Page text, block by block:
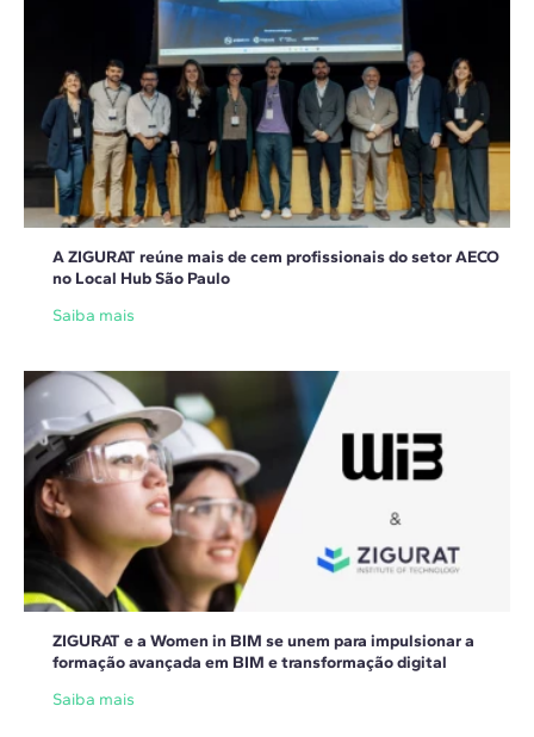
A ZIGURAT reúne mais de cem profissionais do setor AECO
no Local Hub São Paulo
Saiba mais
ZIGURAT e a Women in BIM se unem para impulsionar a
formação avançada em BIM e transformação digital
Saiba mais